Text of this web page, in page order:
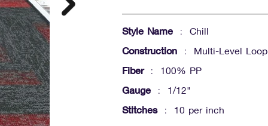
Style Name : Chill
Construction : Multi-Level Loop
Fiber: 100% PP
Gauge : 1/12"
Stitches: 10 per inch